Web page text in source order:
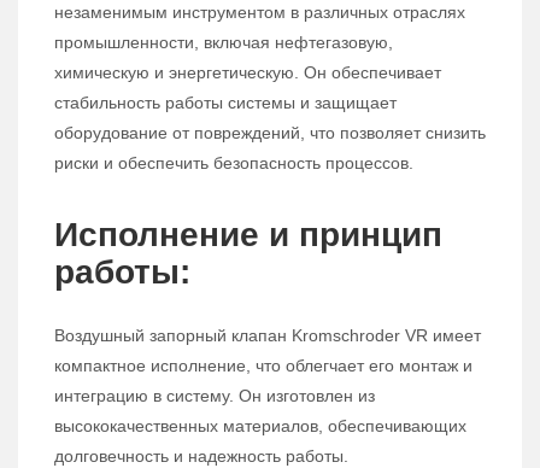
незаменимым инструментом в различных отраслях
промышленности, включая нефтегазовую,
химическую и энергетическую. Он обеспечивает
стабильность работы системы и защищает
оборудование от повреждений, что позволяет снизить
риски и обеспечить безопасность процессов.
Исполнение и принцип
работы:
Воздушный запорный клапан Kromschroder VR имеет
компактное исполнение, что облегчает его монтаж и
интеграцию в систему. Он изготовлен из
высококачественных материалов, обеспечивающих
долговечность и надежность работы.